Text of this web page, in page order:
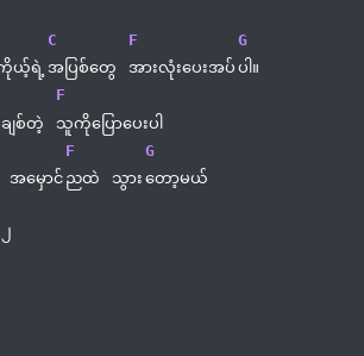
ယ့်ရဲ့
C
အပြစ်တွေ
F
အားလုံးပေးအပ်
G
ပါ။
ျစ်တဲ့
F
သူကိုပြောပေးပါ
အမှောင်
F
ညထဲ
သွား
G
တော့မယ်
၂